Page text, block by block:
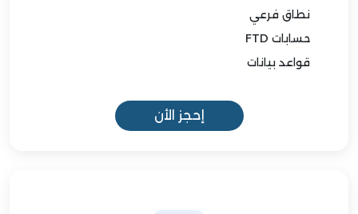
نطاق فرعي
حسابات FTD
قواعد بيانات
إحجز الأن